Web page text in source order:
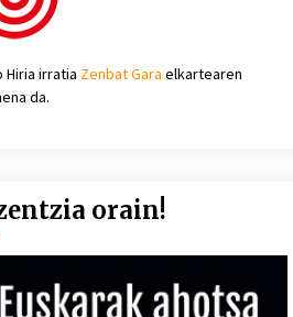
Hiria irratia Zenbat Gara elkartearen
da.
orain!